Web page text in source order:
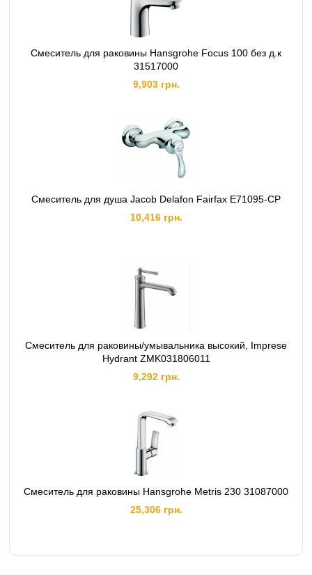
Смеситель для раковины Hansgrohe Focus 100 без д.к
31517000
9,903 грн.
Смеситель для душа Jacob Delafon Fairfax E71095-СР
10,416 грн.
Смеситель для раковины/умывальника высокий, Imprese
Hydrant ZMK031806011
9,292 грн.
Смеситель для раковины Hansgrohe Metris 230 31087000
25,306 грн.